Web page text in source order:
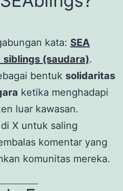
kata: SEA
siblings (saudara).
bentuk solidaritas
ketika menghadapi
luar kawasan.
X untuk saling
komentar yang
komunitas mereka.